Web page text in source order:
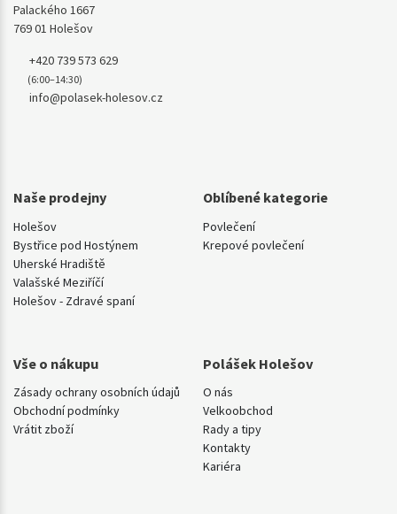
Palackého 1667
769 01 Holešov
+420 739 573 629
(6:00–14:30)
info@polasek-holesov.cz
Naše prodejny
Holešov
Bystřice pod Hostýnem
Uherské Hradiště
Valašské Meziříčí
Holešov - Zdravé spaní
Oblíbené kategorie
Povlečení
Krepové povlečení
Vše o nákupu
Zásady ochrany osobních údajů
Obchodní podmínky
Vrátit zboží
Polášek Holešov
O nás
Velkoobchod
Rady a tipy
Kontakty
Kariéra